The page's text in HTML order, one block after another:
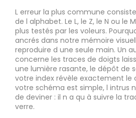
L erreur la plus commune
de l alphabet. Le L, le Z, le N ou le
plus testés par les voleurs.
ancrés dans notre mémoire
reproduire d une seule main. Un
concerne les traces de doigts
une lumière rasante, le dépôt de
votre index révèle exactement le
votre schéma est simple, l intrus
de deviner : il n a qu à suivre la
verre.